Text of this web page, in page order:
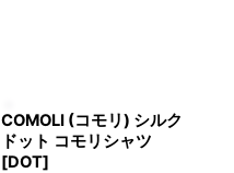
COMOLI (コモリ) シルク
ドット コモリシャツ
[DOT]